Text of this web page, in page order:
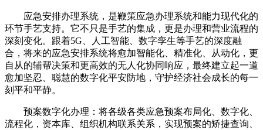
应急安排办理系统，是鞭策应急办理系统和能力现代化的
环节手艺支持。它不只是手艺的集成，更是办理和营业流程的
深刻变化。跟着5G、人工智能、数字孪生等手艺的深度融
合，将来的应急安排系统将愈加智能化、精准化、从动化，更
自从的辅帮决策和更高效的无人化协同响应，最终建立起一道
愈加坚忍、聪慧的数字化平安防地，守护经济社会成长的每一
刻平和平静。
预案数字化办理：将各级各类应急预案布局化、数字化、
流程化，资本库、组织机构联系关系，实现预案的矫捷查询、